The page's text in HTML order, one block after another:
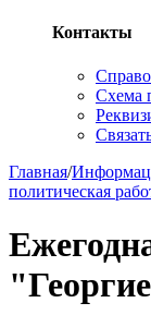
Контакты
Схема
Главная/
политическая